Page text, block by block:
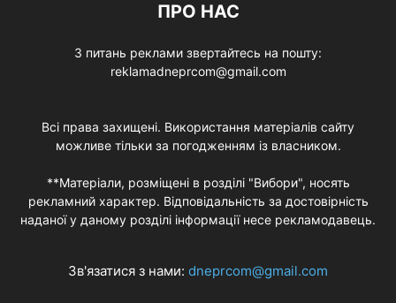
ПРО НАС
З питань реклами звертайтесь на пошту:
reklamadneprcom@gmail.com
Всі права захищені. Використання матеріалів сайту
можливе тільки за погодженням із власником.
**Матеріали, розміщені в розділі "Вибори", носять
рекламний характер. Відповідальність за достовірність
наданої у даному розділі інформації несе рекламодавець.
Зв'язатися з нами: dneprcom@gmail.com